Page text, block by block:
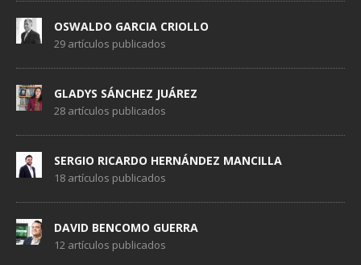
OSWALDO GARCIA CRIOLLO
29 artículos publicados
GLADYS SÁNCHEZ JUÁREZ
28 artículos publicados
SERGIO RICARDO HERNÁNDEZ MANCILLA
18 artículos publicados
DAVID BENCOMO GUERRA
12 artículos publicados